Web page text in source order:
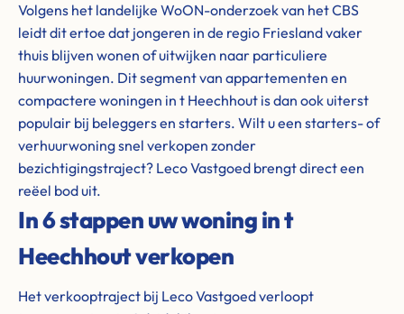
Volgens het landelijke WoON-onderzoek van het CBS
leidt dit ertoe dat jongeren in de regio Friesland vaker
thuis blijven wonen of uitwijken naar particuliere
huurwoningen. Dit segment van appartementen en
compactere woningen in t Heechhout is dan ook uiterst
populair bij beleggers en starters. Wilt u een starters- of
verhuurwoning snel verkopen zonder
bezichtigingstraject? Leco Vastgoed brengt direct een
reëel bod uit.
In 6 stappen uw woning in t
Heechhout verkopen
Het verkooptraject bij Leco Vastgoed verloopt